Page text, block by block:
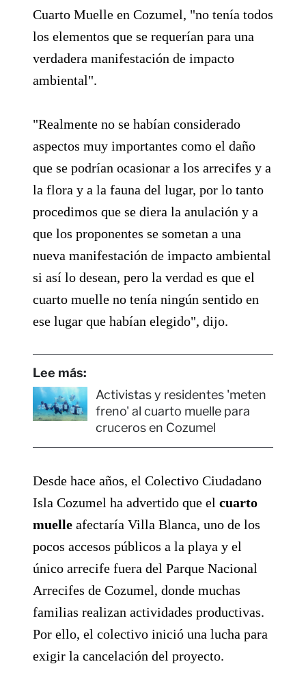
Cuarto Muelle en Cozumel, "no tenía todos
los elementos que se requerían para una
verdadera manifestación de impacto
ambiental".
"Realmente no se habían considerado
aspectos muy importantes como el daño
que se podrían ocasionar a los arrecifes y a
la flora y a la fauna del lugar, por lo tanto
procedimos que se diera la anulación y a
que los proponentes se sometan a una
nueva manifestación de impacto ambiental
si así lo desean, pero la verdad es que el
cuarto muelle no tenía ningún sentido en
ese lugar que habían elegido", dijo.
Lee más:
Activistas y residentes 'meten
freno' al cuarto muelle para
cruceros en Cozumel
Desde hace años, el Colectivo Ciudadano
Isla Cozumel ha advertido que el cuarto
muelle afectaría Villa Blanca, uno de los
pocos accesos públicos a la playa y el
único arrecife fuera del Parque Nacional
Arrecifes de Cozumel, donde muchas
familias realizan actividades productivas.
Por ello, el colectivo inició una lucha para
exigir la cancelación del proyecto.